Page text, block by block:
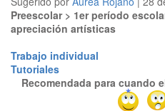
Preescolar > 1er período
apreciación artísticas
Trabajo individual
Tutoriales
Recomendada para cuando